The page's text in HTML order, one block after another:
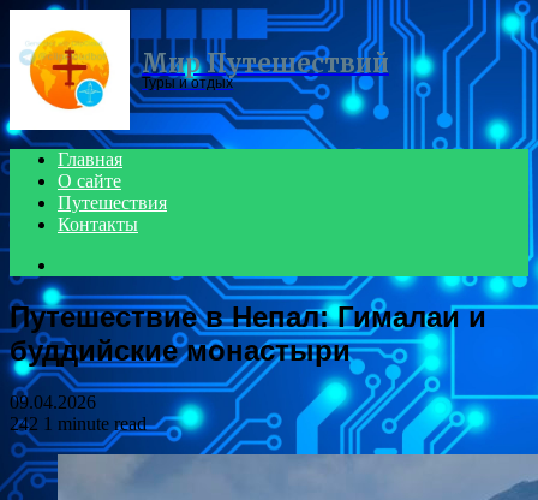
Мир Путешествий
Туры и отдых
Главная
О сайте
Путешествия
Контакты
for
Путешествие в Непал: Гималаи и
буддийские монастыри
09.04.2026
242 1 minute read